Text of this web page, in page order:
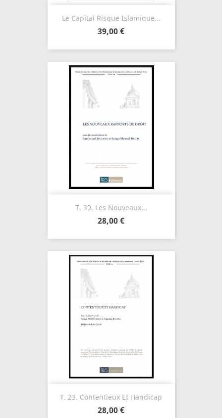
Le Capital Risque Islamique...
39,00 €
T. 39. Les Nouveaux...
28,00 €
T. 23. Contentieux Et Handicap
28,00 €